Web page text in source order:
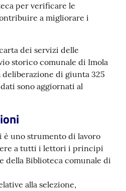
per verificare le
a migliorare i
dei servizi delle
storico comunale di Imola
deliberazione di giunta 325
sono aggiornati al
è uno strumento di lavoro
a tutti i lettori i principi
della Biblioteca comunale di
alla selezione,